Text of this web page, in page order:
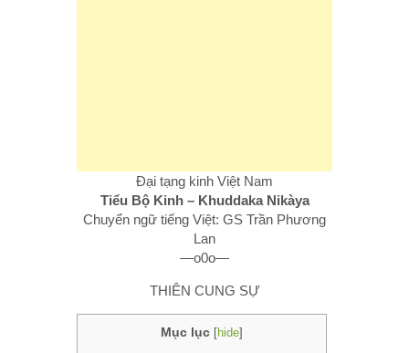
Đại tạng kinh Việt Nam
Tiểu Bộ Kinh – Khuddaka Nikàya
Chuyển ngữ tiếng Việt: GS Trần Phương
Lan
—o0o—
THIÊN CUNG SỰ
Mục lục [hide]